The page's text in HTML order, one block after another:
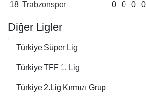
18 Trabzonspor 0 0 0 0
Diğer Ligler
Türkiye Süper Lig
Türkiye TFF 1. Lig
Türkiye 2.Lig Kırmızı Grup